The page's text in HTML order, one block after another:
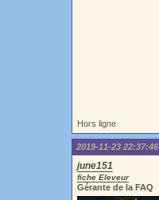
Hors ligne
2019-11-23 22:37:46
june151
fiche Eleveur
Gérante de la FAQ